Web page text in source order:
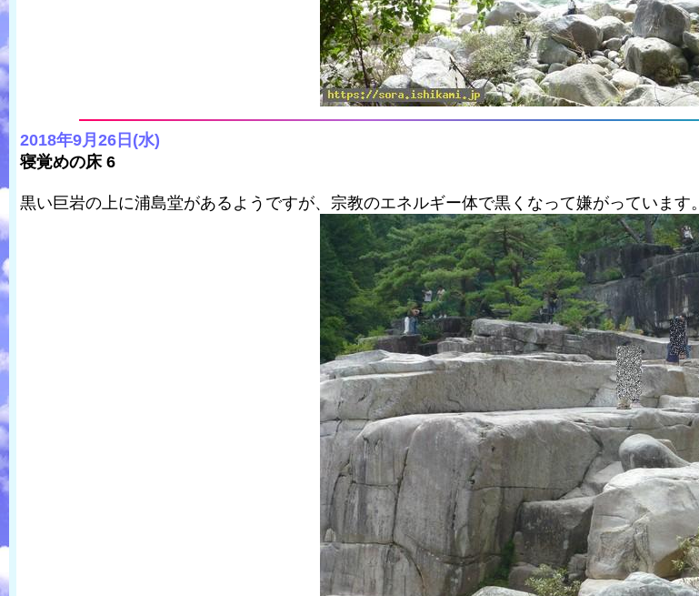
2018年9月26日(水)
寝覚めの床 6
黒い巨岩の上に浦島堂があるようですが、宗教のエネルギー体で黒くなって嫌がっています。